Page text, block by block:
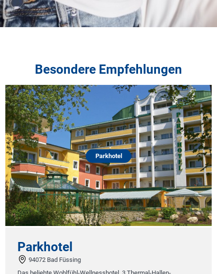
Besondere Empfehlungen
Parkhotel
Parkhotel
94072 Bad Füssing